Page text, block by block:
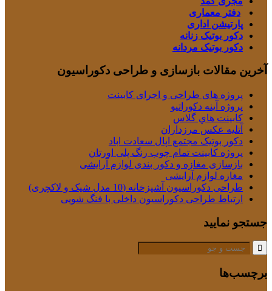
دفتر معماری
پارتیشن اداری
دکور بوتیک زنانه
دکور بوتیک مردانه
آخرین مقالات بازسازی و طراحی دکوراسیون
پروژه های طراحی و اجرای کابینت
پروژه آینه دکوراتیو
كابينت هاي گلاس
آتلیه عکس مرزداران
دکور بوتیک مجتمع اپال سعادت اباد
پروژه کابینت تمام چوب رنگ پلی اورتان
بازسازی مغازه و دکور بندی لوازم آرایشی
مغازه لوازم آرایشی
طراحی دکوراسیون آشپزخانه (10 مدل شیک و لاکچری)
ارتباط طراحی دکوراسیون داخلی با فنگ شویی
جستجو نمایید
برچسب‌ها